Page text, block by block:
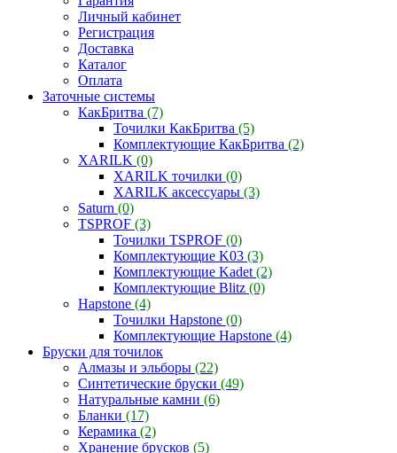
Личный кабинет
Регистрация
Доставка
Каталог
Оплата
Заточные системы
КакБритва (7)
Точилки КакБритва (5)
Комплектующие КакБритва (2)
XARILK (0)
XARILK точилки (0)
XARILK аксессуары (3)
Saturn (0)
TSPROF (3)
Точилки TSPROF (0)
Комплектующие K03 (3)
Комплектующие Kadet (2)
Комплектующие Blitz (0)
Hapstone (4)
Точилки Hapstone (0)
Комплектующие Hapstone (4)
Бруски для точилок
Алмазы и эльборы (22)
Синтетические бруски (49)
Натуральные камни (6)
Бланки (17)
Керамика (2)
Хранение брусков (5)